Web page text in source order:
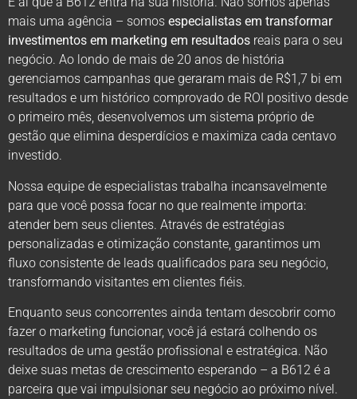
mais uma agência – somos especialistas em transformar
investimentos em marketing em resultados reais para o seu
negócio. Ao londo de mais de 20 anos de história
gerenciamos campanhas que geraram mais de R$1,7 bi em
resultados e um histórico comprovado de ROI positivo desde
o primeiro mês, desenvolvemos um sistema próprio de
gestão que elimina desperdícios e maximiza cada centavo
investido.
Nossa equipe de especialistas trabalha incansavelmente
para que você possa focar no que realmente importa:
atender bem seus clientes. Através de estratégias
personalizadas e otimização constante, garantimos um
fluxo consistente de leads qualificados para seu negócio,
transformando visitantes em clientes fiéis.
Enquanto seus concorrentes ainda tentam descobrir como
fazer o marketing funcionar, você já estará colhendo os
resultados de uma gestão profissional e estratégica. Não
deixe suas metas de crescimento esperando – a B612 é a
parceira que vai impulsionar seu negócio ao próximo nível.